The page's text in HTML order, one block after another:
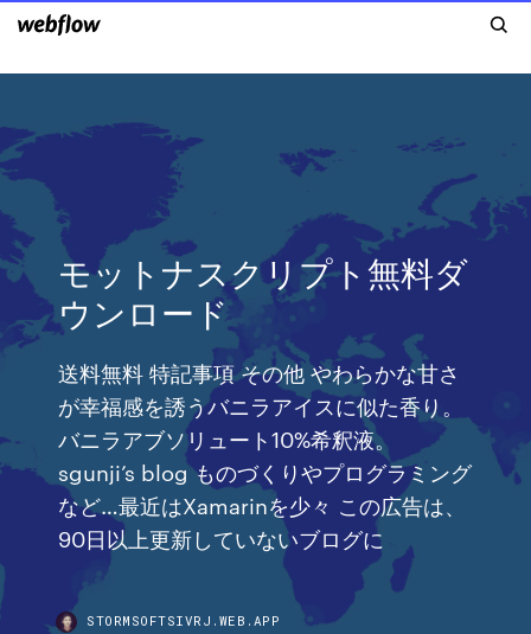
モットナスクリプト無料ダ
ウンロード
送料無料 特記事項 その他 やわらかな甘さ
が幸福感を誘うバニラアイスに似た香り。
バニラアブソリュート10%希釈液。
sgunji’s blog ものづくりやプログラミング
など…最近はXamarinを少々 この広告は、
90日以上更新していないブログに
STORMSOFTSIVRJ.WEB.APP